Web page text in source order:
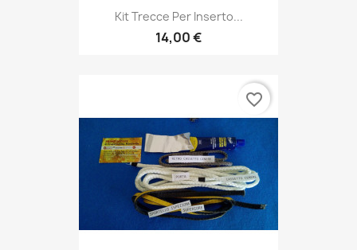
Kit Trecce Per Inserto...
14,00 €
favorite_border